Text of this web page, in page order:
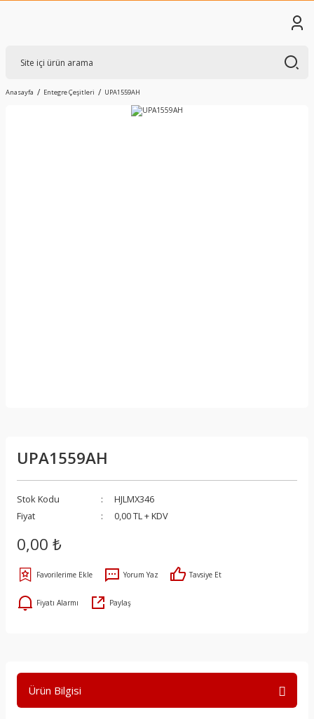
Anasayfa Entegre Çeşitleri UPA1559AH
UPA1559AH
Stok Kodu
HJLMX346
Fiyat
0,00 TL + KDV
0,00 ₺
Yorum Yaz Tavsiye Et
Fiyatı Alarmı Paylaş
Ürün Bilgisi